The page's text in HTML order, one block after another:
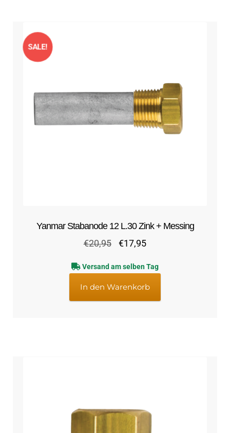
Yanmar Stabanode 12 L.30 Zink + Messing
SALE!
€20,95
Ursprünglicher
war:
€20,95
€17,95Aktueller
ist:
€17,95.
Versand am selben Tag
In den Warenkorb